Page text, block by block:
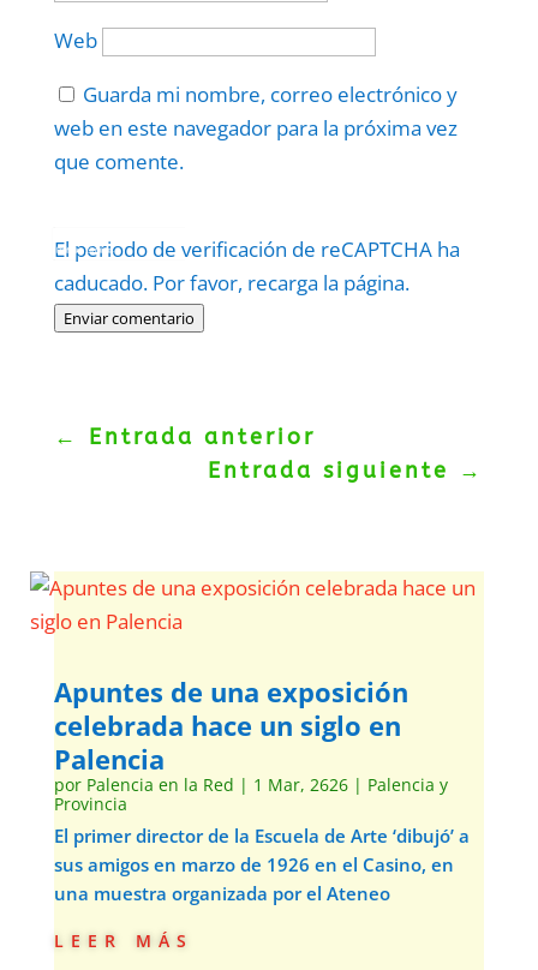
Web
Guarda mi nombre, correo electrónico y
web en este navegador para la próxima vez
que comente.
El periodo de verificación de reCAPTCHA ha
caducado. Por favor, recarga la página.
Enviar comentario
Politica–Términos.
← Entrada anterior
Entrada siguiente
→
Apuntes de una exposición
celebrada hace un siglo en
Palencia
por Palencia en la Red | 1 Mar, 2626| Palencia y
Provincia
El primer director de la Escuela de Arte ‘dibujó’ a
sus amigos en marzo de 1926 en el Casino, en
una muestra organizada por el Ateneo
leer más